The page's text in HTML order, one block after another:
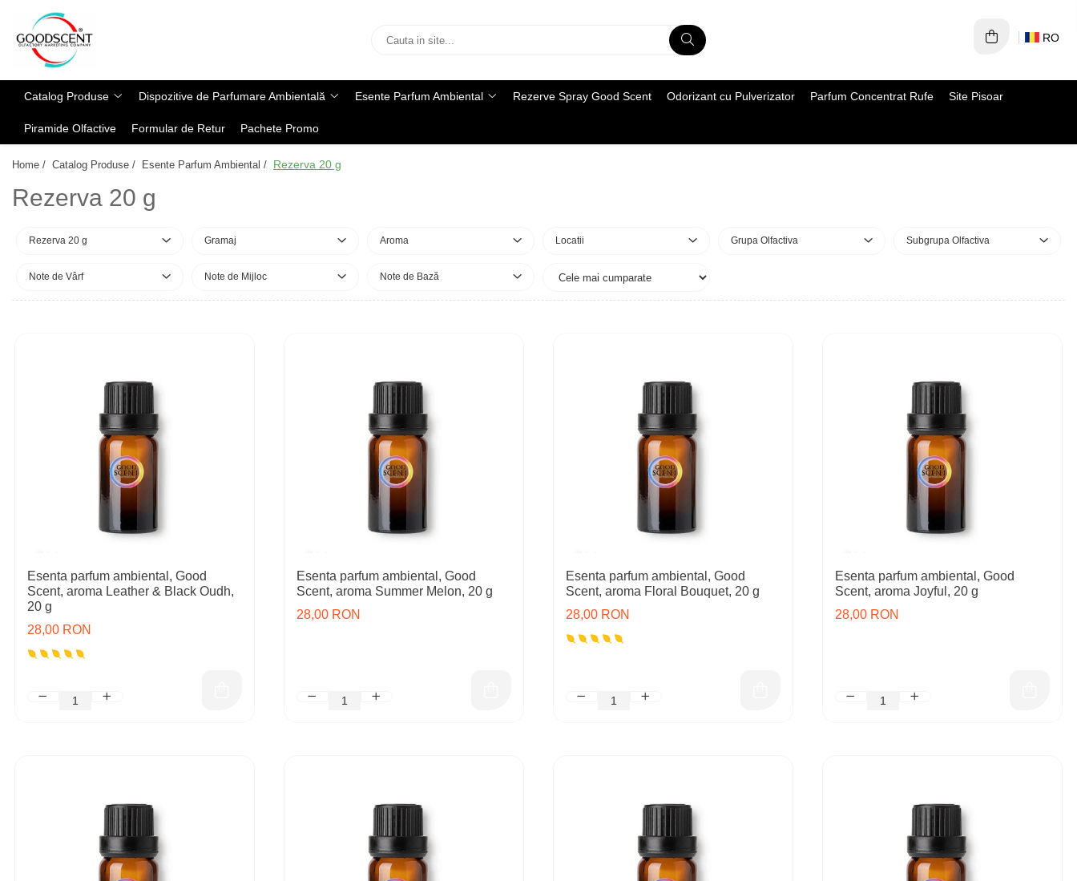
Catalog Produse
Ambientală
Odorizant cu Pulverizator
Dispozitive de Parfumare Ambientală
Comerciale
Industriale (HVAC)
Esente Parfum Ambiental
Rezerva 20 g
Rezerva 100 g
Rezerva 1 Kg
RO
Catalog Produse Dispozitive de Parfumare Ambientală Esente Parfum Ambiental Rezerve Spray Good Scent Odorizant cu Pulverizator Parfum Concentrat Rufe Site Pisoar
Piramide Olfactive Formular de Retur Pachete Promo
Home / Catalog Produse / Esente Parfum Ambiental / Rezerva 20 g
Rezerva 20 g
Rezerva 20 g Gramaj Aroma Locatii Grupa Olfactiva Subgrupa Olfactiva
Note de Vârf Note de Mijloc Note de Bază
Esenta parfum ambiental, Good
Scent, aroma Leather & Black Oudh,
20 g
28,00 RON
Esenta parfum ambiental, Good
Scent, aroma Summer Melon, 20 g
28,00 RON
Esenta parfum ambiental, Good
Scent, aroma Floral Bouquet, 20 g
28,00 RON
Esenta parfum ambiental, Good
Scent, aroma Joyful, 20 g
28,00 RON